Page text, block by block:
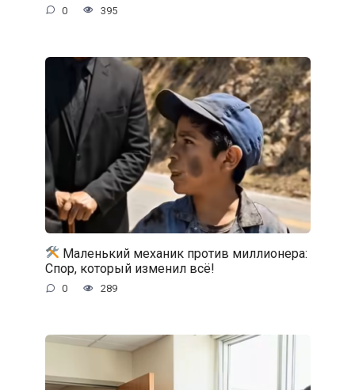
0 395
Маленький механик против миллионера:
Спор, который изменил всё!
0 289